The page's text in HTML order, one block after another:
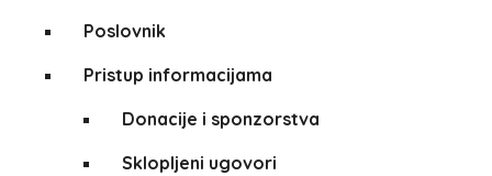
Poslovnik
Pristup informacijama
Donacije i sponzorstva
Sklopljeni ugovori